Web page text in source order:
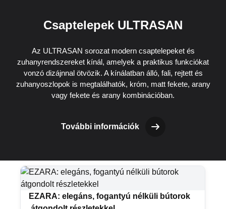
Csaptelepek ULTRASAN
Az ULTRASAN sorozat modern csaptelepeket és
zuhanyrendszereket kínál, amelyek a praktikus funkciókat
vonzó dizájnnal ötvözik. A kínálatban álló, fali, rejtett és
zuhanyoszlopok is megtalálhatók, króm, matt fekete, arany
vagy fekete és arany kombinációban.
További információk
EZARA: elegáns, fogantyú nélküli bútorok